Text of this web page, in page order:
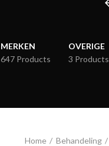
MERKEN
647 Products
OVERIGE
3 Products
Home Behandeling